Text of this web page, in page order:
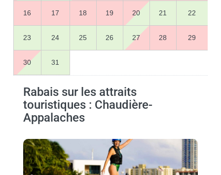
16 17 18 19 20 21 22
23 24 25 26 27 28 29
30 31
Rabais sur les attraits
touristiques : Chaudière-
Appalaches